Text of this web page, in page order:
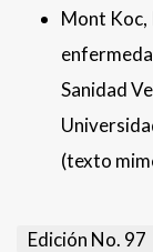
Mont Koc,
Sanidad
(texto
Edición No. 97